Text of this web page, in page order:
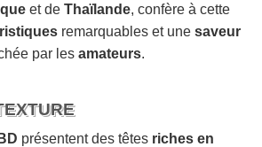
et de Thaïlande, confère à cette
remarquables et une saveur
par les amateurs.
présentent des têtes riches en